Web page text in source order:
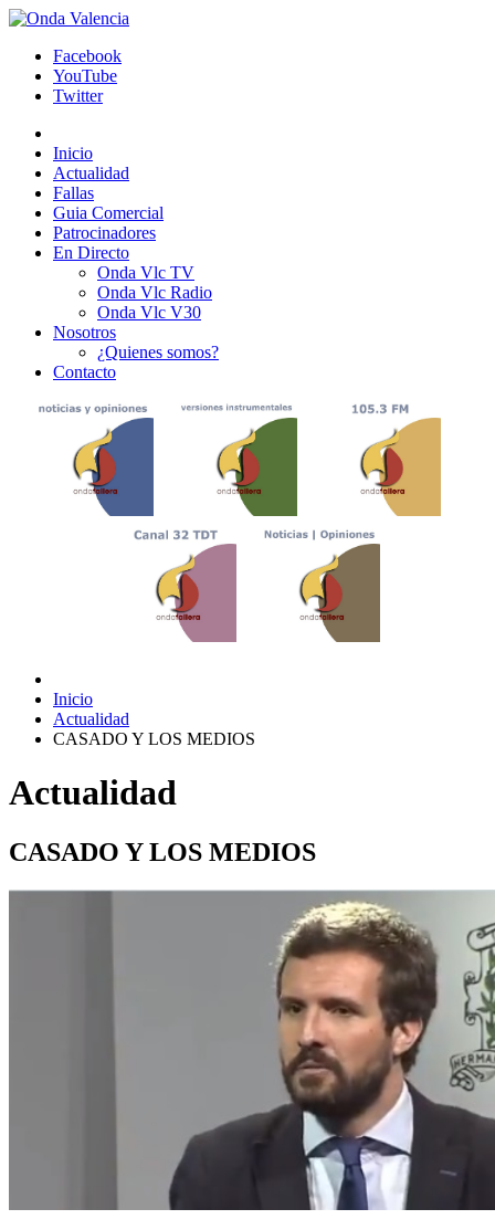
Facebook
YouTube
Twitter
Inicio
Actualidad
Fallas
Guia Comercial
Patrocinadores
En Directo
Onda Vlc TV
Onda Vlc Radio
Onda Vlc V30
Nosotros
¿Quienes somos?
Contacto
Inicio
Actualidad
CASADO Y LOS MEDIOS
Actualidad
CASADO Y LOS MEDIOS